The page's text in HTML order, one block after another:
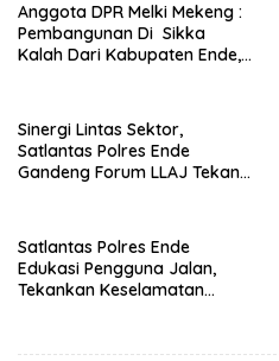
Anggota DPR Melki Mekeng :
Pembangunan Di Sikka
Kalah Dari Kabupaten Ende,
Sinergi Lintas Sektor,
Satlantas Polres Ende
Gandeng Forum LLAJ Tekan
Satlantas Polres Ende
Edukasi Pengguna Jalan,
Tekankan Keselamatan